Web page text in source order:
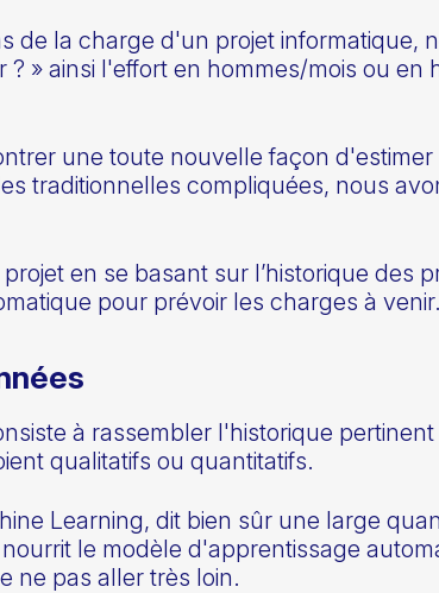
de la charge d'un projet informatique,
? » ainsi l'effort en hommes/mois ou
une toute nouvelle façon
traditionnelles compliquées, nous
en se basant sur l’historique des
pour prévoir les charges à venir.
à rassembler l'historique
qualitatifs ou quantitatifs.
Learning, dit bien sûr une large
le modèle d'apprentissage
ne pas aller très loin.